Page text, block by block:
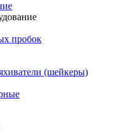
пробок
(шейкеры)